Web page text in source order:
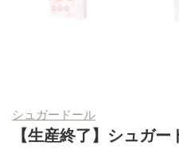
シュガードール
【生産終了】シュガ